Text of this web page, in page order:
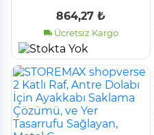
Pencereli, Askılı Dolap
Düzenleyici, Gri
864,27 ₺
Ücretsiz Kargo